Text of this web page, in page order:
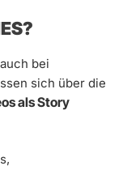
bei
sich über die
als Story